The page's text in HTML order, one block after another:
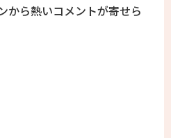
から熱いコメントが寄せら